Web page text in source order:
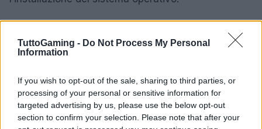
TuttoGaming - Do Not Process My Personal
Information
If you wish to opt-out of the sale, sharing to third parties, or
processing of your personal or sensitive information for
targeted advertising by us, please use the below opt-out
section to confirm your selection. Please note that after your
AUTORE
AiAdhubMedia